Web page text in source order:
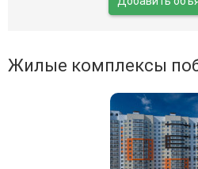
Жилые комплексы